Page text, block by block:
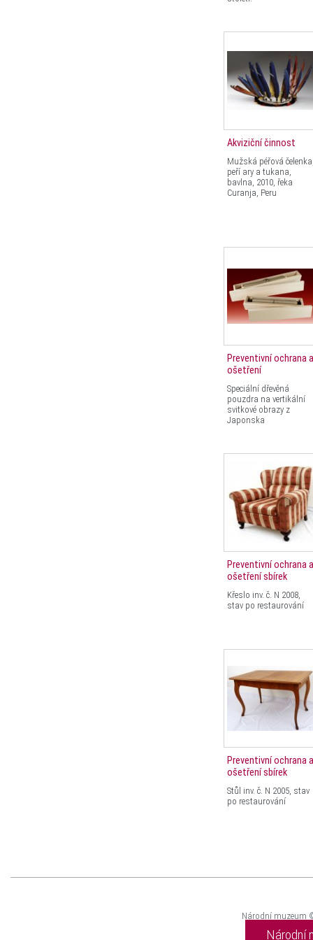
Akviziční činnost
Mužská péřová
peří ary a tukana,
bavlna, 2010, řeka
Curanja, Peru
Preventivní ochrana a
ošetření
Speciální dřevěná
pouzdra na vertikální
svitkové obrazy z
Japonska
Preventivní ochrana a
ošetření sbírek
Křeslo inv. č. N 2008,
stav po restaurování
Preventivní ochrana a
ošetření sbírek
Stůl inv. č. N 2005, stav
po restaurování
Národní muzeum
Národní